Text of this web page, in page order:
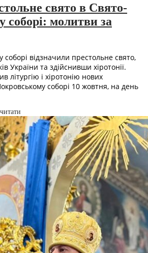
свято в Свято-
соборі: молитви за
відзначили престольне свято,
України та здійснивши хіротонії.
літургію і хіротонію нових
соборі 10 жовтня, на день
читати